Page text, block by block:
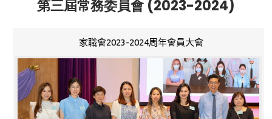
第三屆常務委員會 (2023-2024)
家職會2023-2024周年會員大會